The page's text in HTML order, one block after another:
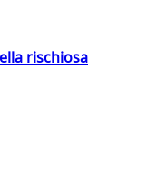
rischiosa